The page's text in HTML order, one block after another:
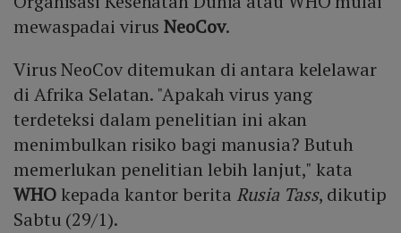
mewaspadai virusNeoCov.
Virus NeoCov ditemukan di antara kelelawar
di Afrika Selatan. "Apakah virus yang
terdeteksi dalam penelitian ini akan
menimbulkan risiko bagi manusia? Butuh
memerlukan penelitian lebih lanjut," kata
WHOkepada kantor berita Rusia Tass, dikutip
Sabtu (29/1).